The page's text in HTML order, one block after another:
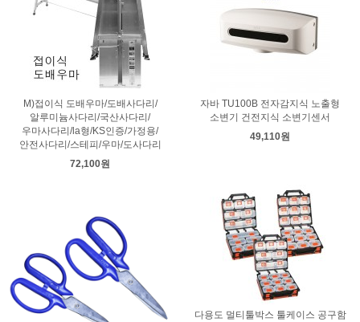
M)접이식 도배우마/도배사다리/
알루미늄사다리/국산사다리/
우마사다리/la형/KS인증/가정용/
안전사다리/스테피/우마/도사다리
72,100원
자바 TU100B 전자감지식 노출형
소변기 건전지식 소변기센서
49,110원
다용도 멀티툴박스 툴케이스 공구함